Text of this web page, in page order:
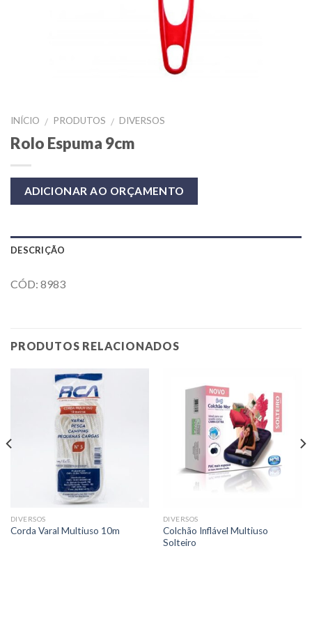
INÍCIO / PRODUTOS / DIVERSOS
Rolo Espuma 9cm
ADICIONAR AO ORÇAMENTO
DESCRIÇÃO
CÓD: 8983
PRODUTOS RELACIONADOS
DIVERSOS
Corda Varal Multiuso 10m
DIVERSOS
Colchão Inflável Multiuso
Solteiro